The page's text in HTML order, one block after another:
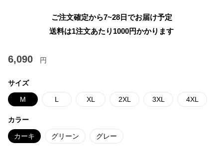
ご注文確定から7~28日でお届け予定
送料は1注文あたり 1000円かかります
6,090 円
サイズ
M L XL 2XL 3XL 4XL
カラー
カーキ グリーン グレー